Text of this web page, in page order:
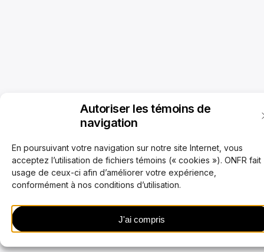
Autoriser les témoins de
navigation
En poursuivant votre navigation sur notre site Internet, vous
acceptez l’utilisation de fichiers témoins (« cookies »). ONFR fait
usage de ceux-ci afin d’améliorer votre expérience,
conformément à nos conditions d’utilisation.
J'ai compris